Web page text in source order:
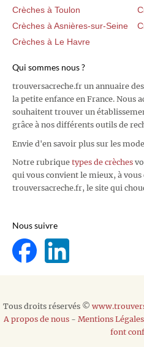
Crèches à Toulon
Crèches à Asnières-sur-Seine
Crèches à Le Havre
Qui sommes nous ?
trouversacreche.fr un annuaire
la petite enfance en France. Nous
souhaitent trouver un
grâce à nos différents outils de
Envie d'en savoir plus sur les
Notre rubrique types de crèches
qui vous convient le mieux, à
trouversacreche.fr, le site qui
Nous suivre
Tous droits réservés ©
A propos de nous- Mentions Légales
font